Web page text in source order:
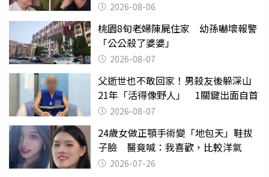
2026-08-06
桃園8旬老婦陳屍住家 幼孫嚇壞報警
「公公殺了婆婆」
2026-08-07
父逝世也不敢回家！男殺友後躲深山
21年「活得像野人」 1關鍵出面自首
2026-08-07
24歲女做正顎手術變「地包天」鞋拔
子臉 醫竟喊：我喜歡，比較洋氣
2026-07-26